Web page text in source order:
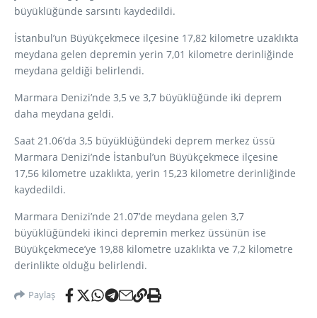
büyüklüğünde sarsıntı kaydedildi.
İstanbul’un Büyükçekmece ilçesine 17,82 kilometre uzaklıkta
meydana gelen depremin yerin 7,01 kilometre derinliğinde
meydana geldiği belirlendi.
Marmara Denizi’nde 3,5 ve 3,7 büyüklüğünde iki deprem
daha meydana geldi.
Saat 21.06’da 3,5 büyüklüğündeki deprem merkez üssü
Marmara Denizi’nde İstanbul’un Büyükçekmece ilçesine
17,56 kilometre uzaklıkta, yerin 15,23 kilometre derinliğinde
kaydedildi.
Marmara Denizi’nde 21.07’de meydana gelen 3,7
büyüklüğündeki ikinci depremin merkez üssünün ise
Büyükçekmece’ye 19,88 kilometre uzaklıkta ve 7,2 kilometre
derinlikte olduğu belirlendi.
Paylaş